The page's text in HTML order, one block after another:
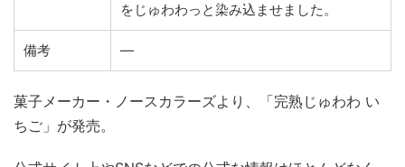
をじゅわわっと染み込ませました。
備考 ―
菓子メーカー・ノースカラーズより、「完熟じゅわわ い
ちご」が発売。